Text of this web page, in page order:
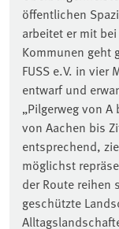
öffentlichen
arbeitet er mit
Kommunen geht
FUSS e.V. in
entwarf und
„Pilgerweg von
von Aachen bis
entsprechend,
möglichst
der Route reihen
geschützte